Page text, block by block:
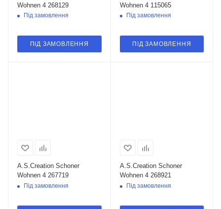
Wohnen 4 268129
Під замовлення
ПІД ЗАМОВЛЕННЯ
Wohnen 4 115065
Під замовлення
ПІД ЗАМОВЛЕННЯ
A.S.Creation Schoner
Wohnen 4 267719
Під замовлення
A.S.Creation Schoner
Wohnen 4 268921
Під замовлення